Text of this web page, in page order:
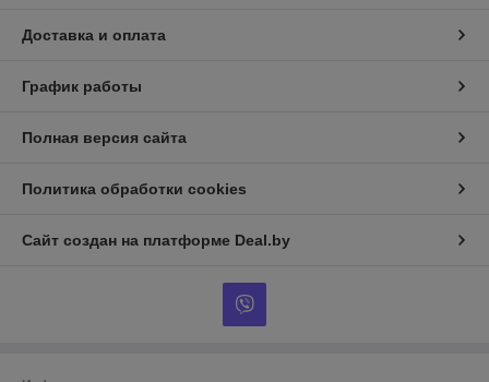
Доставка и оплата
График работы
Полная версия сайта
Политика обработки cookies
Сайт создан на платформе Deal.by